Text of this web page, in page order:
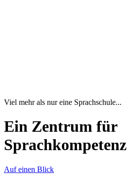
Viel mehr als nur eine Sprachschule...
Ein Zentrum für
Sprachkompetenz
Auf einen Blick